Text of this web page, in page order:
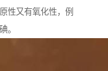
性又有氧化性，例
。